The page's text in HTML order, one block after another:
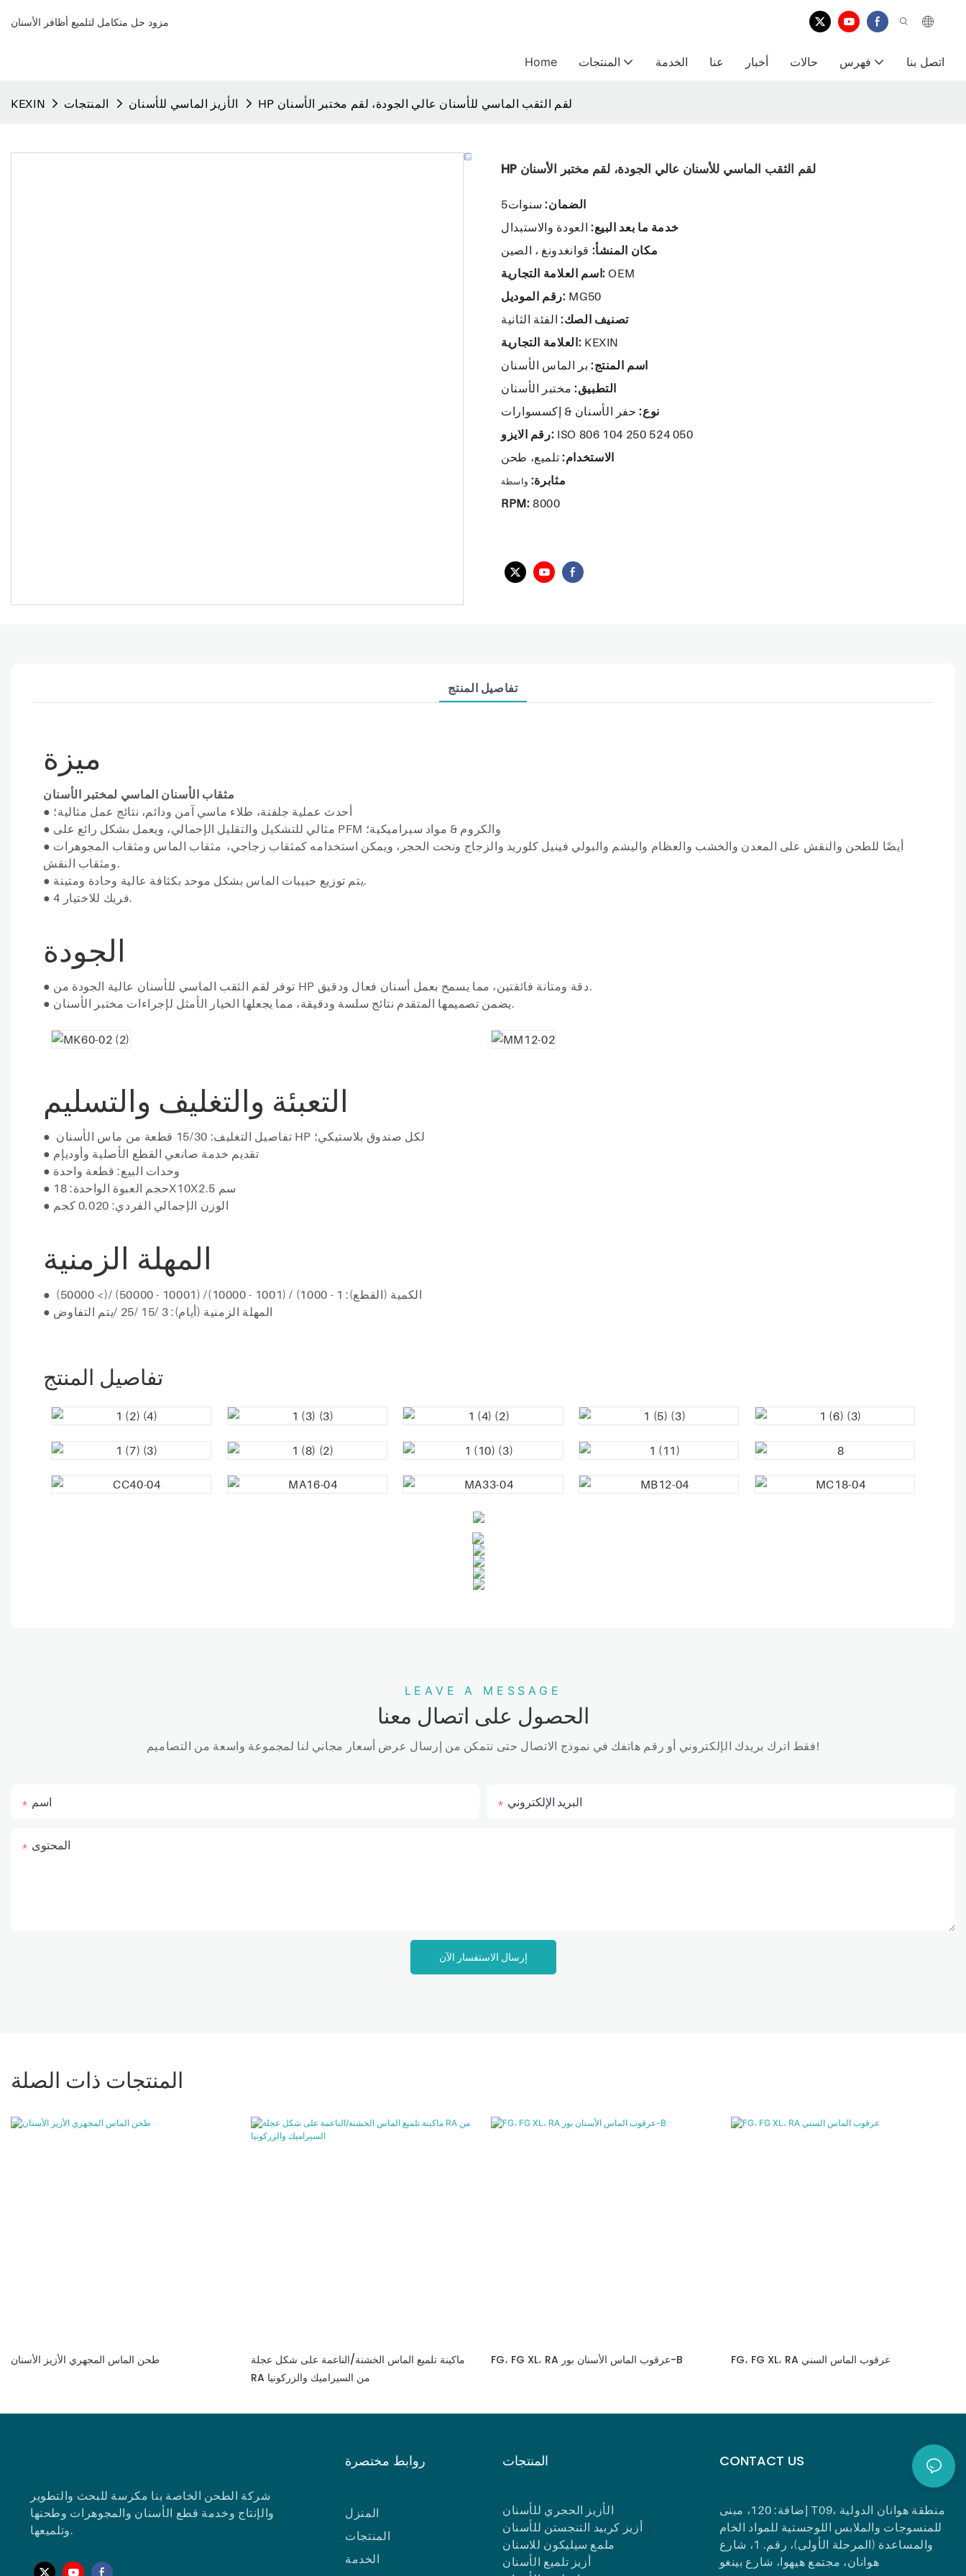
مزود حل متكامل لتلميع أظافر الأسنان
Home المنتجات الخدمة عنا أخبار حالات فهرس اتصل بنا
KEXIN المنتجات الأزيز الماسي للأسنان HP لقم الثقب الماسي للأسنان عالي الجودة، لقم مختبر الأسنان
HP لقم الثقب الماسي للأسنان عالي الجودة، لقم مختبر الأسنان
الضمان: سنوات5
خدمة ما بعد البيع: العودة والاستبدال
مكان المنشأ: قوانغدونغ ، الصين
اسم العلامة التجارية:OEM
رقم الموديل: MG50
تصنيف الصك: الفئة الثانية
العلامة التجارية: KEXIN
اسم المنتج: بر الماس الأسنان
التطبيق: مختبر الأسنان
نوع: حفر الأسنان & إكسسوارات
رقم الايزو: ISO 806 104 250 524 050
الاستخدام: تلميع، طحن
مثابرة: واسطة
RPM:8000
تفاصيل المنتج
ميزة
مثقاب الأسنان الماسي لمختبر الأسنان
● أحدث عملية جلفنة، طلاء ماسي آمن ودائم، نتائج عمل مثالية؛
●
مثالي للتشكيل والتقليل الإجمالي، ويعمل بشكل رائع على PFM والكروم & مواد سيراميكية؛
● أيضًا للطحن والنقش على المعدن والخشب والعظام واليشم والبولي فينيل كلوريد والزجاج ونحت الحجر، ويمكن استخدامه كمثقاب زجاجي، مثقاب الماس ومثقاب المجوهرات
ومثقاب النقش.
●
يتم توزيع حبيبات الماس بشكل موحد بكثافة عالية وحادة ومتينة.
●
4 فريك للاختيار.
الجودة
●
توفر لقم الثقب الماسي للأسنان عالية الجودة من HP دقة ومتانة فائقتين، مما يسمح بعمل أسنان فعال ودقيق.
●
يضمن تصميمها المتقدم نتائج سلسة ودقيقة، مما يجعلها الخيار الأمثل لإجراءات مختبر الأسنان.
التعبئة والتغليف والتسليم
●
تفاصيل التغليف: 15/30 قطعة من ماس الأسنان HP لكل صندوق بلاستيكي؛
● تقديم خدمة صانعي القطع الأصلية وأوديإم
● وحدات البيع: قطعة واحدة
●
حجم العبوة الواحدة: 18X10X2.5 سم
●
الوزن الإجمالي الفردي: 0.020 كجم
المهلة الزمنية
●
الكمية (القطع): 1 - 1000) / (1001 - 10000)/ (10001 - 50000) /(> 50000)
●
المهلة الزمنية (أيام): 3 /15 /25 /يتم التفاوض
تفاصيل المنتج
LEAVE A MESSAGE
الحصول على اتصال معنا
فقط اترك بريدك الإلكتروني أو رقم هاتفك في نموذج الاتصال حتى نتمكن من إرسال عرض أسعار مجاني لنا لمجموعة واسعة من التصاميم!
اسم البريد الإلكتروني
المحتوى
إرسال الاستفسار الآن
المنتجات ذات الصلة
طحن الماس المجهري الأزيز الأسنان
ماكينة تلميع الماس الخشنة/الناعمة على شكل عجلة
RA من السيراميك والزركونيا
FG، FG XL، RA عرقوب الماس الأسنان بور-B FG، FG XL، RA عرقوب الماس السني
شركة الطحن الخاصة بنا مكرسة للبحث والتطوير
والإنتاج وخدمة قطع الأسنان والمجوهرات وطحنها
وتلميعها.
روابط مختصرة
المنزل
المنتجات
الخدمة
المنتجات
الأزيز الحجري للأسنان
أزيز كربيد التنجستن للأسنان
ملمع سيليكون للاسنان
أزيز تلميع الأسنان
CONTACT US
إضافة: 120، مبنى T09، منطقة هوانان الدولية
للمنسوجات والملابس اللوجستية للمواد الخام
والمساعدة (المرحلة الأولى)، رقم. 1، شارع
هوانان، مجتمع هيهوا، شارع بينغو